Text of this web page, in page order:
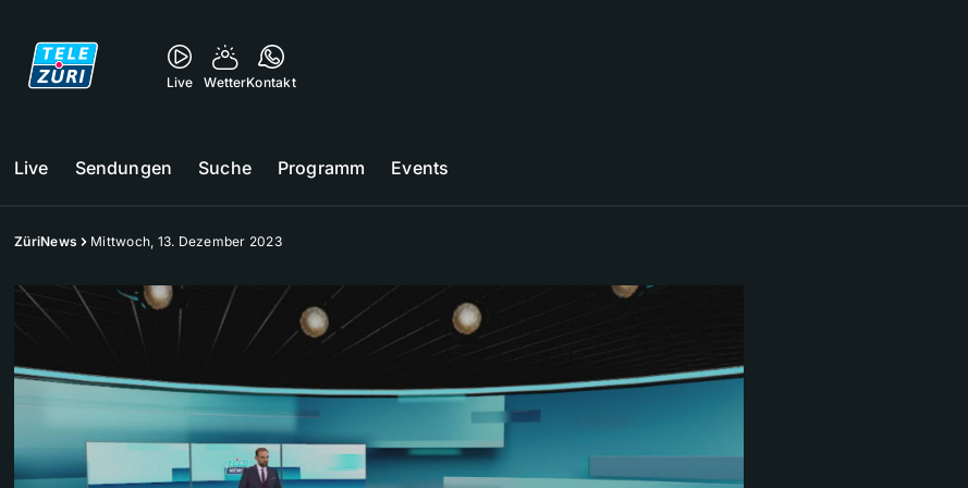
Live WetterKontakt
Live Sendungen Suche Programm Events
ZüriNews Mittwoch, 13. Dezember 2023